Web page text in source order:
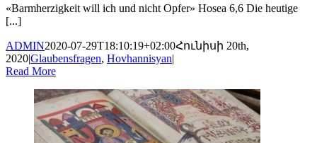
«Barmherzigkeit will ich und nicht Opfer» Hosea 6,6 Die heutige
[...]
ADMIN2020-07-29T18:10:19+02:00Հունիսի 20th,
2020|Glaubensfragen, Hovhannisyan|
Read More